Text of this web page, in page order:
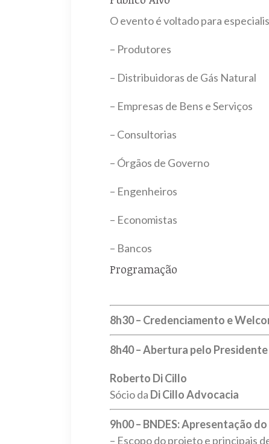
O evento é voltado para
– Produtores
– Distribuidoras de Gás Natural
– Empresas de Bens e Serviços
– Consultorias
– Órgãos de Governo
– Engenheiros
– Economistas
– Bancos
Programação
8h30 – Credenciamento e
8h40 – Abertura pelo
Roberto Di Cillo
Sócio da Di Cillo Advocacia
9h00 – BNDES: Apresentação
– Escopo do projeto e principais